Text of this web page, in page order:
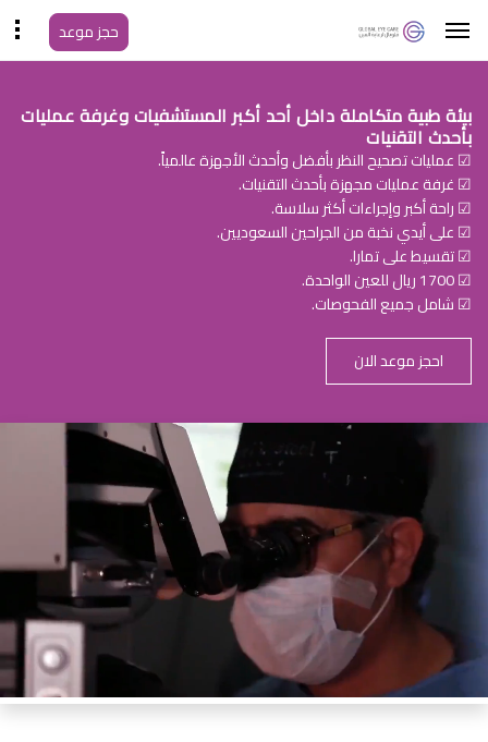
حجز موعد
بيئة طبية متكاملة داخل أحد أكبر المستشفيات وغرفة عمليات
بأحدث التقنيات
☑ عمليات تصحيح النظر بأفضل وأحدث الأجهزة عالمياً.
☑ غرفة عمليات مجهزة بأحدث التقنيات.
☑ راحة أكبر وإجراءات أكثر سلاسة.
☑ على أيدي نخبة من الجراحين السعوديين.
☑ تقسيط على تمارا.
☑ 1700 ريال للعين الواحدة.
☑ شامل جميع الفحوصات.
احجز موعد الان